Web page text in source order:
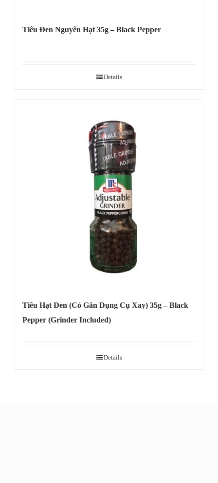
Tiêu Đen Nguyên Hạt 35g – Black Pepper
Details
Tiêu Hạt Đen (Có Gắn Dụng Cụ Xay) 35g – Black
Pepper (Grinder Included)
Details